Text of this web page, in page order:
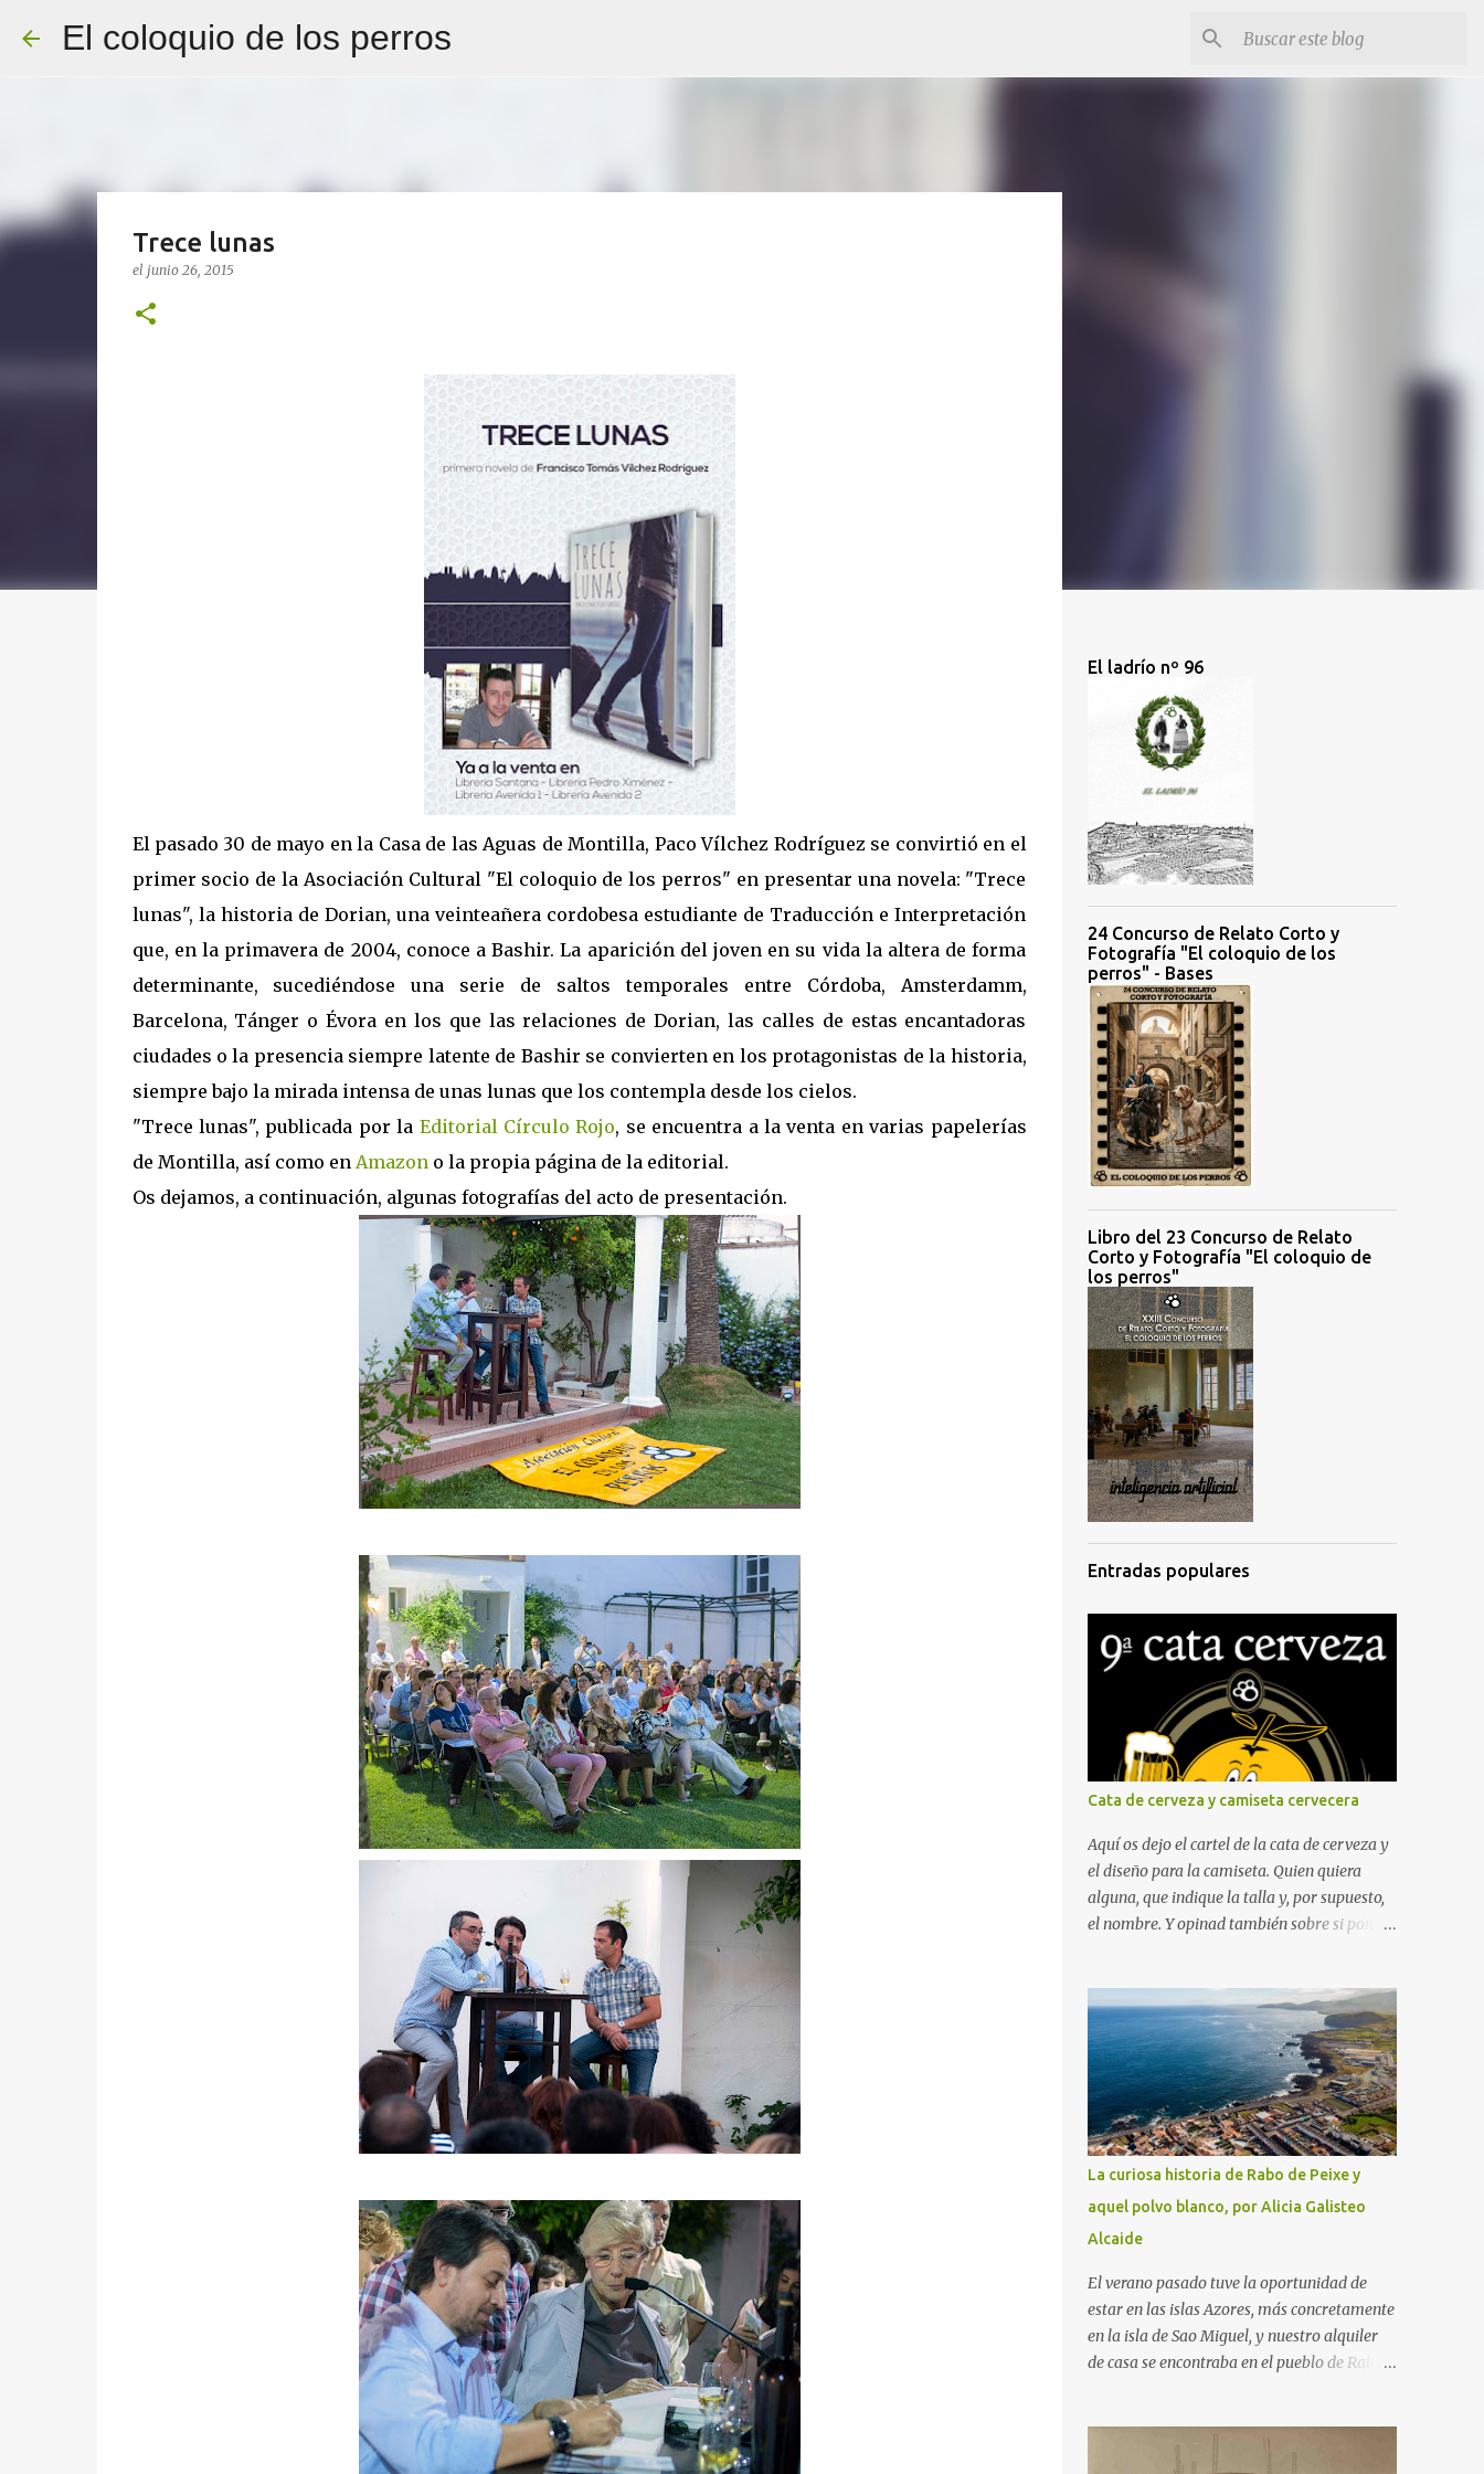
El coloquio de los perros
Trece lunas
el junio 26, 2015
El pasado 30 de mayo en la Casa de las Aguas de Montilla, Paco Vílchez Rodríguez se convirtió en el
primer socio de la Asociación Cultural "El coloquio de los perros" en presentar una novela: "Trece
lunas", la historia de Dorian, una veinteañera cordobesa estudiante de Traducción e Interpretación
que, en la primavera de 2004, conoce a Bashir. La aparición del joven en su vida la altera de forma
determinante, sucediéndose una serie de saltos temporales entre Córdoba, Amsterdamm,
Barcelona, Tánger o Évora en los que las relaciones de Dorian, las calles de estas encantadoras
ciudades o la presencia siempre latente de Bashir se convierten en los protagonistas de la historia,
siempre bajo la mirada intensa de unas lunas que los contempla desde los cielos.
"Trece lunas", publicada por la Editorial Círculo Rojo, se encuentra a la venta en varias papelerías
de Montilla, así como en Amazon o la propia página de la editorial.
Os dejamos, a continuación, algunas fotografías del acto de presentación.
El ladrío nº 96
24 Concurso de Relato Corto y
Fotografía "El coloquio de los
perros" - Bases
Libro del 23 Concurso de Relato
Corto y Fotografía "El coloquio de
los perros"
Entradas populares
Cata de cerveza y camiseta cervecera
Aquí os dejo el cartel de la cata de cerveza y
el diseño para la camiseta. Quien quiera
alguna, que indique la talla y, por supuesto,
el nombre. Y opinad también sobre si poner
serie "Fútbol en acción", protagonizada por
Naranjito, y, para quien sienta curiosidad de
qué fue de este personaje, su vida, contada
por él mismo en el programa "El pelotazo"
de Canal Sur.
La curiosa historia de Rabo de Peixe y
aquel polvo blanco, por Alicia Galisteo
Alcaide
El verano pasado tuve la oportunidad de
estar en las islas Azores, más concretamente
en la isla de Sao Miguel, y nuestro alquiler
de casa se encontraba en el pueblo de Rabo
dedicada una serie en Netflix, había algo que
nos sorprendía: a las 9 de la mañana,